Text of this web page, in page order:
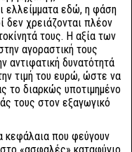
ελλείμματα εδώ, η φάση
δεν χρειάζονται πλέον
τους. Η αξία των
αγοραστική τους
αντιφατική δυνατότητά
τιμή του ευρώ, ώστε να
το διαρκώς υποτιμημένο
τους στον εξαγωγικό
κεφάλαια που φεύγουν